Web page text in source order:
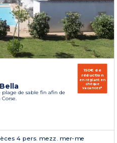
plage de sable fin afin de
150€ de
réduction
en réglant en
chèque
vacances*
4 pers. mezz. mer-me